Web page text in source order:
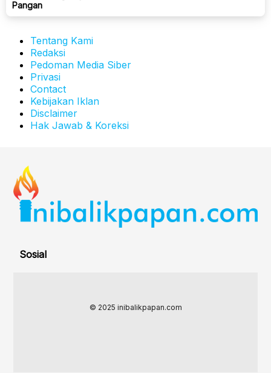
Pangan
Tentang Kami
Redaksi
Pedoman Media Siber
Privasi
Contact
Kebijakan Iklan
Disclaimer
Hak Jawab & Koreksi
Sosial
© 2025 inibalikpapan.com